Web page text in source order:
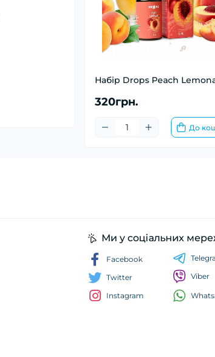
Набір Drops Peach
320грн.
До
Ми у соціальних
Facebook
Twitter
Instagram
Viber